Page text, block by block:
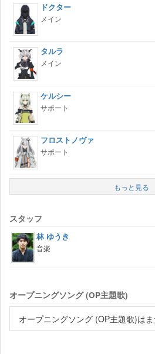
ドクター
メイン
タルラ
メイン
ケルシー
サポート
フロストノヴァ
サポート
もっと見る
スタッフ
林 ゆうき
音楽
オープニングソング (OP主題歌)
オープニングソング (OP主題歌)は